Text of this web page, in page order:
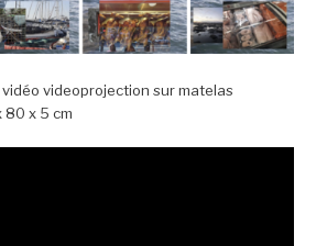
vidéo videoprojection sur matelas
80 x 5 cm